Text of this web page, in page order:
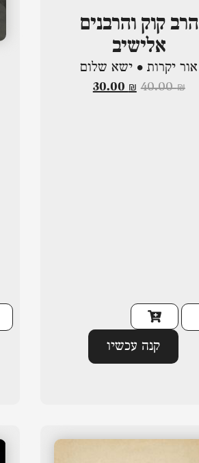
הרב קוק והרבנים
אלישיב
אור יקרות • ישא שלום
40.00₪
30.00 ₪
קנה עכשיו